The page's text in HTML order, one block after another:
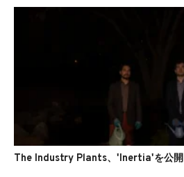
The Industry Plants、'Inertia'を公開